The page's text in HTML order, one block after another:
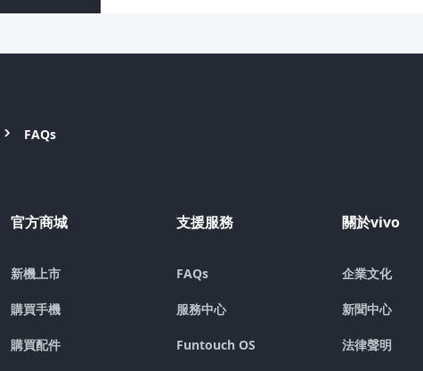
FAQs
官方商城
新機上市
購買手機
購買配件
支援服務
FAQs
服務中心
Funtouch OS
關於vivo
企業文化
新聞中心
法律聲明